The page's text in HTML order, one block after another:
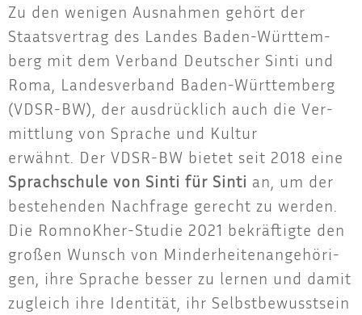
Zu den weni­gen Aus­nah­men gehört der
Staats­ver­trag des Lan­des Baden-Würt­tem­
berg mit dem Ver­band Deut­scher Sin­ti und
Roma, Lan­des­ver­band Baden-Würt­tem­berg
(VDSR-BW), der aus­drück­lich auch die Ver­
mitt­lung von Spra­che und Kul­tur
erwähnt. Der VDSR-BW bie­tet seit 2018 eine
Sprach­schu­le von Sin­ti für Sin­ti an, um der
bestehen­den Nach­fra­ge gerecht zu wer­den.
Die Rom­noK­her-Stu­die 2021 bekräf­tig­te den
gro­ßen Wunsch von Min­der­hei­ten­an­ge­hö­ri­
gen, ihre Spra­che bes­ser zu ler­nen und damit
zugleich ihre Iden­ti­tät, ihr Selbst­be­wusst­sein